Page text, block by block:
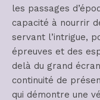
les passages
capacité à nourrir
servant l’intrigue,
épreuves et des
delà du grand
continuité de
qui démontre une